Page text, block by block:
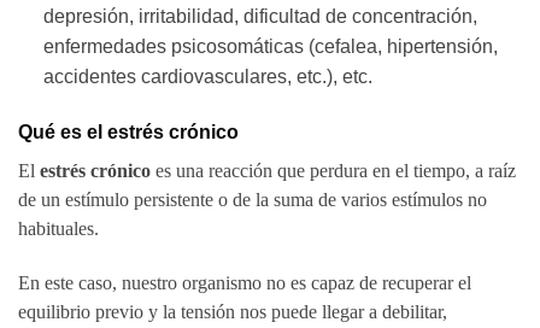
depresión, irritabilidad, dificultad de concentración,
enfermedades psicosomáticas (cefalea, hipertensión,
accidentes cardiovasculares, etc.), etc.
Qué es el estrés crónico
El estrés crónico es una reacción que perdura en el tiempo, a raíz
de un estímulo persistente o de la suma de varios estímulos no
habituales.
En este caso, nuestro organismo no es capaz de recuperar el
equilibrio previo y la tensión nos puede llegar a debilitar,